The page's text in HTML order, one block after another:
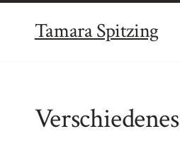
Tamara Spitzing
Verschiedenes